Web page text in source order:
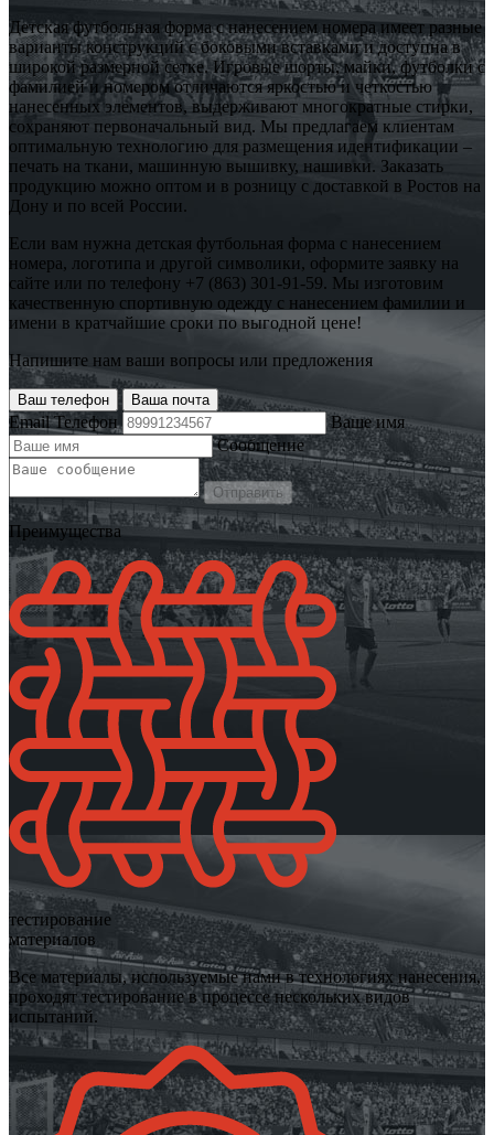
Детская футбольная форма с нанесением номера имеет разные
варианты конструкций с боковыми вставками и доступна в
широкой размерной сетке. Игровые шорты, майки, футболки с
фамилией и номером отличаются яркостью и четкостью
нанесенных элементов, выдерживают многократные стирки,
сохраняют первоначальный вид. Мы предлагаем клиентам
оптимальную технологию для размещения идентификации –
печать на ткани, машинную вышивку, нашивки. Заказать
продукцию можно оптом и в розницу с доставкой в Ростов на
Дону и по всей России.
Если вам нужна детская футбольная форма с нанесением
номера, логотипа и другой символики, оформите заявку на
сайте или по телефону +7 (863) 301-91-59. Мы изготовим
качественную спортивную одежду с нанесением фамилии и
имени в кратчайшие сроки по выгодной цене!
Напишите нам ваши вопросы или предложения
Ваш телефон Ваша почта
Email Телефон
Ваше имя
Сообщение
Отправить
Преимущества
тестирование
материалов
Все материалы, используемые нами в технологиях нанесения,
проходят тестирование в процессе нескольких видов
испытаний.